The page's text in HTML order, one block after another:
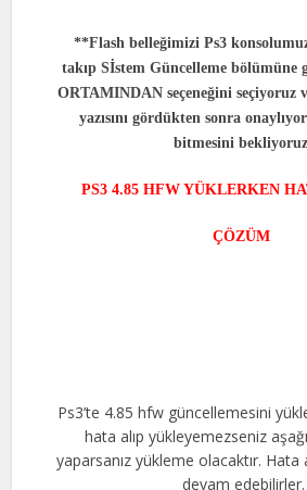
**Flash belleğimizi Ps3
takıp Sİstem Güncelleme bölümüne
ORTAMINDAN seçeneğini seçiyoruz
yazısını gördükten sonra
bitmesini
PS3 4.85 HFW YÜKLERKEN
ÇÖZÜM
Ps3’te 4.85 hfw güncellemesini
hata alıp yükleyemezseniz
yaparsanız yükleme olacaktır.
devam edebilirler.